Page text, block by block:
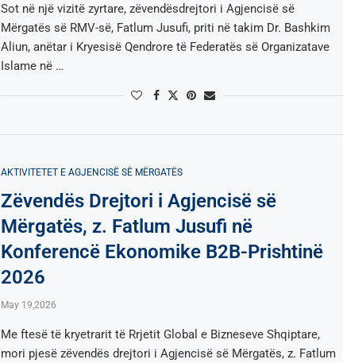
Sot në një vizitë zyrtare, zëvendësdrejtori i Agjencisë së
Mërgatës së RMV-së, Fatlum Jusufi, priti në takim Dr. Bashkim
Aliun, anëtar i Kryesisë Qendrore të Federatës së Organizatave
Islame në …
AKTIVITETET E AGJENCISË SË МËRGATËS
Zëvendës Drejtori i Agjencisë së
Mërgatës, z. Fatlum Jusufi në
Konferencë Ekonomike B2B-Prishtinë
2026
May 19,2026
Me ftesë të kryetrarit të Rrjetit Global e Bizneseve Shqiptare,
mori pjesë zëvendës drejtori i Agjencisë së Mërgatës, z. Fatlum